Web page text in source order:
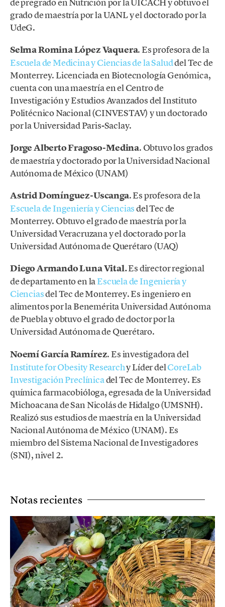
grado de maestría por la UANL y el doctorado por la
UdeG.
Selma Romina López Vaquera. Es profesora de la
Escuela de Medicina y Ciencias de la Saluddel Tec de
Monterrey. Licenciada en Biotecnología Genómica,
cuenta con una maestría en el Centro de
Investigación y Estudios Avanzados del Instituto
Politécnico Nacional (CINVESTAV) y un doctorado
por la Universidad Paris-Saclay.
Jorge Alberto Fragoso-Medina. Obtuvo los grados
de maestría y doctorado por la Universidad Nacional
Autónoma de México (UNAM)
Astrid Domínguez-Uscanga. Es profesora de la
Escuela de Ingeniería y Cienciasdel Tec de
Monterrey. Obtuvo el grado de maestría por la
Universidad Veracruzana y el doctorado por la
Universidad Autónoma de Querétaro (UAQ)
Diego Armando Luna Vital.Es director regional
de departamento en laEscuela de Ingeniería y
Cienciasdel Tec de Monterrey. Es ingeniero en
alimentos por la Benemérita Universidad Autónoma
de Puebla y obtuvo el grado de doctor por la
Universidad Autónoma de Querétaro.
Noemí García Ramírez. Es investigadora del
Institute for Obesity Researchy Líder delCoreLab
Investigación Preclínicadel Tec de Monterrey. Es
química farmacobióloga, egresada de la Universidad
Michoacana de San Nicolás de Hidalgo (UMSNH).
Realizó sus estudios de maestría en la Universidad
Nacional Autónoma de México (UNAM). Es
miembro del Sistema Nacional de Investigadores
(SNI), nivel 2.
Notas recientes